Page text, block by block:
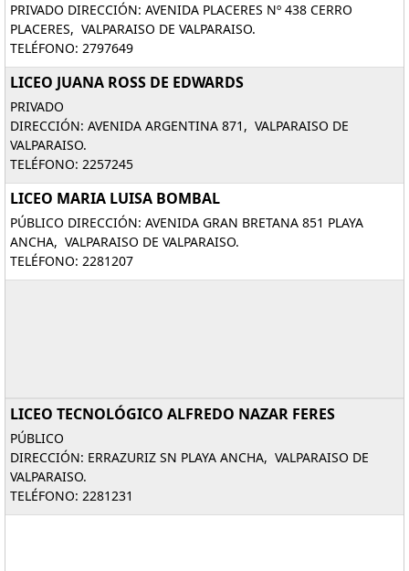
PRIVADO DIRECCIÓN: AVENIDA PLACERES Nº 438 CERRO
PLACERES, VALPARAISO DE VALPARAISO.
TELÉFONO: 2797649
LICEO JUANA ROSS DE EDWARDS
PRIVADO
DIRECCIÓN: AVENIDA ARGENTINA 871, VALPARAISO DE
VALPARAISO.
TELÉFONO: 2257245
LICEO MARIA LUISA BOMBAL
PÚBLICO DIRECCIÓN: AVENIDA GRAN BRETANA 851 PLAYA
ANCHA, VALPARAISO DE VALPARAISO.
TELÉFONO: 2281207
LICEO TECNOLÓGICO ALFREDO NAZAR FERES
PÚBLICO
DIRECCIÓN: ERRAZURIZ SN PLAYA ANCHA, VALPARAISO DE
VALPARAISO.
TELÉFONO: 2281231